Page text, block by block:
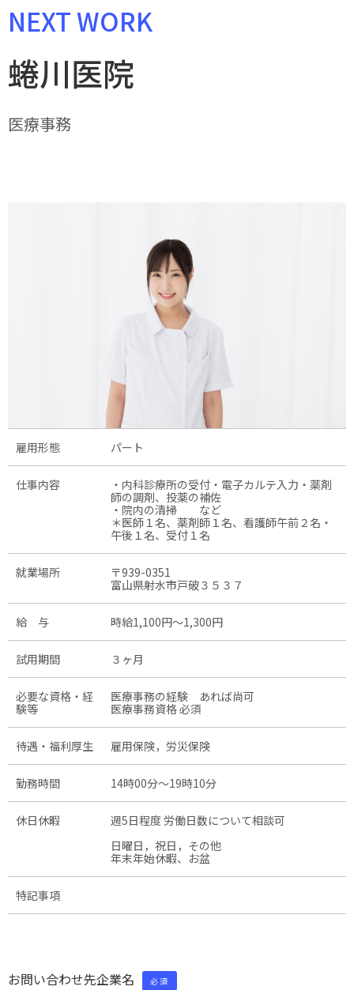
NEXT WORK
蜷川医院
医療事務
雇用形態 パート
仕事内容
・内科診療所の受付・電子カルテ入力・薬剤
師の調剤、投薬の補佐
・院内の清掃 など
＊医師１名、薬剤師１名、看護師午前２名・
午後１名、受付１名
就業場所
〒939-0351
富山県射水市戸破３５３７
給 与 時給1,100円〜1,300円
試用期間 ３ヶ月
必要な資格・経
験等
医療事務の経験 あれば尚可
医療事務資格 必須
待遇・福利厚生 雇用保険，労災保険
勤務時間 14時00分〜19時10分
休日休暇
週5日程度 労働日数について相談可
日曜日，祝日，その他
年末年始休暇、お盆
特記事項
お問い合わせ先企業名 必須